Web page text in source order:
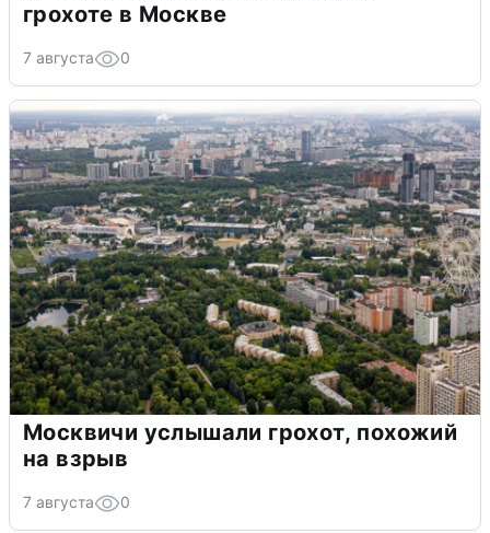
грохоте в Москве
7 августа 0
Москвичи услышали грохот, похожий
на взрыв
7 августа 0